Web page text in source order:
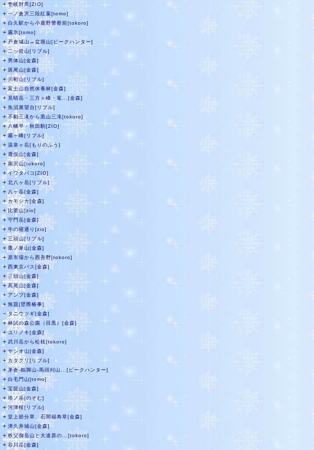
＋壱岐対馬[ZIO]
＋一ノ倉沢三段紅葉[tomo]
＋ 白久駅から小鹿野警察前[tokoro]
＋ 霧氷[tomo]
＋戸倉城山→盆堀山[ピークハンター]
＋二ッ箭山[リブル]
＋ 男体山[金森]
＋ 斑尾山[金森]
＋川桁山[リブル]
＋富士山自然休養林[金森]
＋ 見晴岳・三方ヶ峰・篭...[金森]
＋ 魚沼展望台[リブル]
＋不動三滝から黒山三滝[tokoro]
＋八幡平・秋田駒[ZIO]
＋霧ヶ峰[リブル]
＋ 温泉ヶ岳[もりのふう]
＋鹿俣山[金森]
＋南沢山[tokoro]
＋イワタバコ[ZIO]
＋ 北八ヶ岳[リブル]
＋ 八ヶ岳[金森]
＋カモシカ[金森]
＋比婆山[zio]
＋ 守門岳[金森]
＋ 牛の寝通り[zio]
＋三頭山[リブル]
＋鷹ノ巣山[金森]
＋ 原市場から西吾野[tokoro]
＋ 西東京バス[金森]
＋三頭山[金森]
＋高尾山[金森]
＋ アンプ[金森]
＋ 無題[壁際椿事]
－タニウツギ[金森]
＋林試の森公園（目黒）[金森]
＋ユリノキ[金森]
＋ 武川岳から松枝[tokoro]
＋ヤシオ山[金森]
＋カタクリ[リプル]
＋茅倉-鶴脚山-馬頭刈山...[ピークハンター]
＋ 白毛門山[tomo]
＋ 宝篋山[金森]
＋塔ノ岳[のぞむ]
＋河津桜[リブル]
＋ 堂上節分草、石間福寿草[金森]
＋ 津久井城山[金森]
＋秩父御岳山と大達原の...[tokoro]
＋谷川岳[金森]